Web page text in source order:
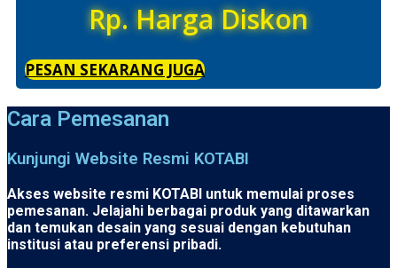
Rp. Harga Diskon
PESAN SEKARANG JUGA
Cara Pemesanan
Kunjungi Website Resmi KOTABI
Akses website resmi KOTABI untuk memulai proses
pemesanan. Jelajahi berbagai produk yang ditawarkan
dan temukan desain yang sesuai dengan kebutuhan
institusi atau preferensi pribadi.